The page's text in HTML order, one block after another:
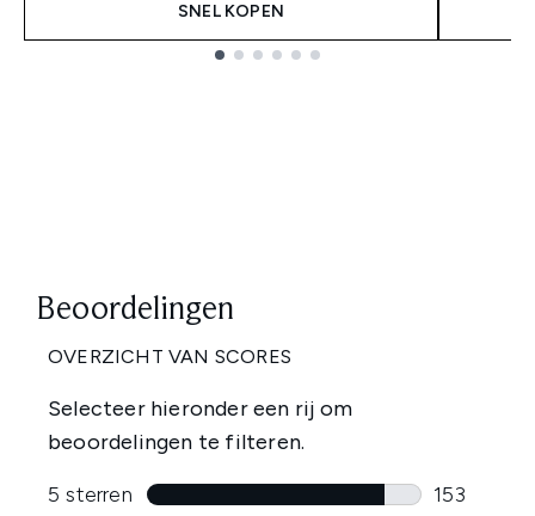
SNEL KOPEN